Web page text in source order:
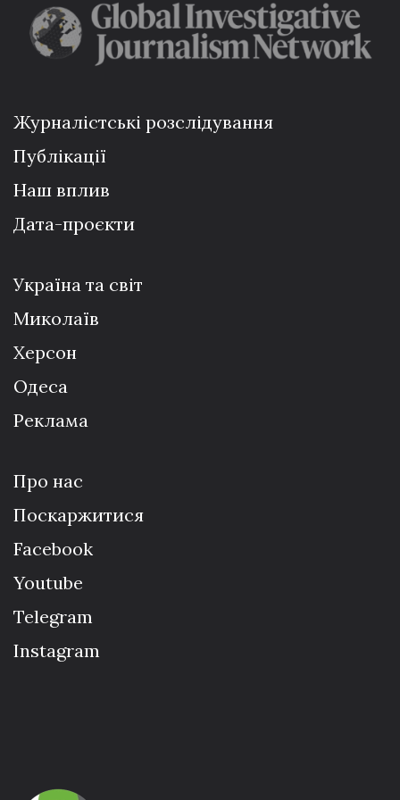
Журналістські розслідування
Публікації
Наш вплив
Дата-проєкти
Україна та світ
Миколаїв
Херсон
Одеса
Реклама
Про нас
Поскаржитися
Facebook
Youtube
Telegram
Instagram